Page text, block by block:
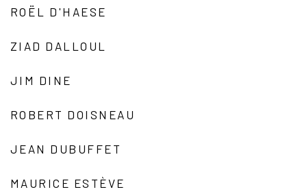
ROËL D'HAESE
ZIAD DALLOUL
JIM DINE
ROBERT DOISNEAU
JEAN DUBUFFET
MAURICE ESTÈVE